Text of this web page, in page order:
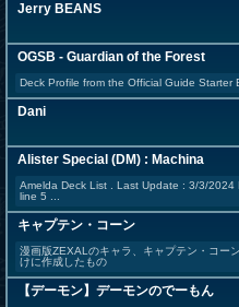
Jerry BEANS
OGSB - Guardian of the Forest
Deck Profile from the Official Guide Starter
Dani
Alister Special (DM) : Machina
Amelda Deck List . Last Update : 3/3/2024
line 5 ...
キャプテン・コーン
漫画版ZEXALのキャラ、キャプテン・コー
けに作成したもの
【デーモン】デーモンのでーもん